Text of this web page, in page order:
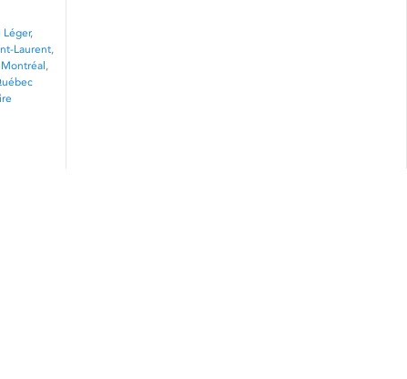
Léger,
Laurent,
,